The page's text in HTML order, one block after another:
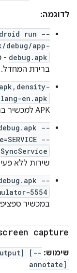
לדוגמה:
run --
debug/app-
debug.apk
ברירת המחדל.
en.apk
APK למכשיר ברירת המחדל.
--
--
שירות ללא
--
5554
במכשיר
capture
שימוש: [--
annotate]